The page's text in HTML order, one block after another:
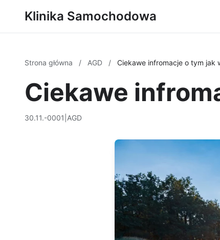
Klinika Samochodowa
Strona główna / AGD / Ciekawe infromacje o tym jak
Ciekawe
30.11.-0001 AGD